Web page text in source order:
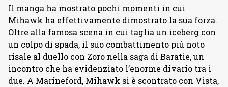
Il manga ha mostrato pochi momenti in cui
Mihawk ha effettivamente dimostrato la sua forza.
Oltre alla famosa scena in cui taglia un iceberg con
un colpo di spada, il suo combattimento più noto
risale al duello con Zoro nella saga di Baratie, un
incontro che ha evidenziato l’enorme divario tra i
due. A Marineford, Mihawk si è scontrato con Vista,